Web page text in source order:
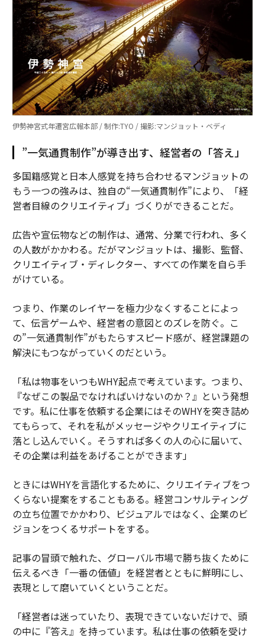
伊勢神宮式年遷宮広報本部 / 制作:TYO / 撮影:マンジョット・ベディ
”一気通貫制作”が導き出す、経営者の「答え」
多国籍感覚と日本人感覚を持ち合わせるマンジョットの
もう一つの強みは、独自の“一気通貫制作”により、「経
営者目線のクリエイティブ」づくりができることだ。
広告や宣伝物などの制作は、通常、分業で行われ、多く
の人数がかかわる。だがマンジョットは、撮影、監督、
クリエイティブ・ディレクター、すべての作業を自ら手
がけている。
つまり、作業のレイヤーを極力少なくすることによっ
て、伝言ゲームや、経営者の意図とのズレを防ぐ。こ
の”一気通貫制作”がもたらすスピード感が、経営課題の
解決にもつながっていくのだという。
「私は物事をいつもWHY起点で考えています。つまり、
『なぜこの製品でなければいけないのか？』という発想
です。私に仕事を依頼する企業にはそのWHYを突き詰め
てもらって、それを私がメッセージやクリエイティブに
落とし込んでいく。そうすれば多くの人の心に届いて、
その企業は利益をあげることができます」
ときにはWHYを言語化するために、クリエイティブをつ
くらない提案をすることもある。経営コンサルティング
の立ち位置でかかわり、ビジュアルではなく、企業のビ
ジョンをつくるサポートをする。
記事の冒頭で触れた、グローバル市場で勝ち抜くために
伝えるべき「一番の価値」を経営者とともに鮮明にし、
表現として磨いていくということだ。
「経営者は迷っていたり、表現できていないだけで、頭
の中に『答え』を持っています。私は仕事の依頼を受け